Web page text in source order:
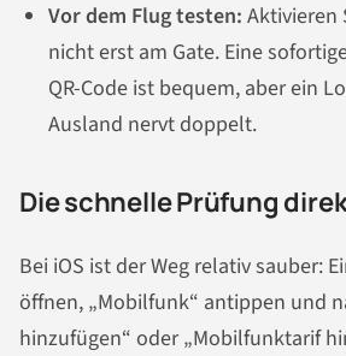
Vor dem Flug testen: Aktivieren
nicht erst am Gate. Eine
QR-Code ist bequem, aber ein
Ausland nervt doppelt.
Die schnelle Prüfung
Bei iOS ist der Weg relativ sauber:
öffnen, „Mobilfunk“ antippen und
hinzufügen“ oder „Mobilfunktarif